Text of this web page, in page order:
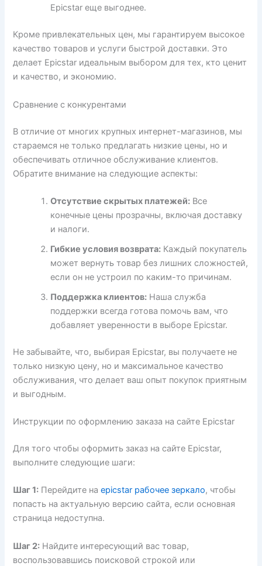
Epicstar еще выгоднее.
Кроме привлекательных цен, мы гарантируем высокое
качество товаров и услуги быстрой доставки. Это
делает Epicstar идеальным выбором для тех, кто ценит
и качество, и экономию.
Сравнение с конкурентами
В отличие от многих крупных интернет-магазинов, мы
стараемся не только предлагать низкие цены, но и
обеспечивать отличное обслуживание клиентов.
Обратите внимание на следующие аспекты:
Отсутствие скрытых платежей: Все
конечные цены прозрачны, включая доставку
и налоги.
Гибкие условия возврата: Каждый покупатель
может вернуть товар без лишних сложностей,
если он не устроил по каким-то причинам.
Поддержка клиентов: Наша служба
поддержки всегда готова помочь вам, что
добавляет уверенности в выборе Epicstar.
Не забывайте, что, выбирая Epicstar, вы получаете не
только низкую цену, но и максимальное качество
обслуживания, что делает ваш опыт покупок приятным
и выгодным.
Инструкции по оформлению заказа на сайте Epicstar
Для того чтобы оформить заказ на сайте Epicstar,
выполните следующие шаги:
Шаг 1: Перейдите наepicstar рабочее зеркало, чтобы
попасть на актуальную версию сайта, если основная
страница недоступна.
Шаг 2: Найдите интересующий вас товар,
воспользовавшись поисковой строкой или